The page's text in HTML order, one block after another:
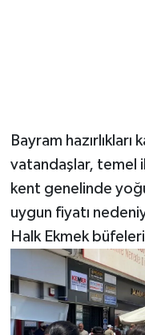
Bayram hazırlıkları
vatandaşlar, temel
kent genelinde
uygun fiyatı
Halk Ekmek